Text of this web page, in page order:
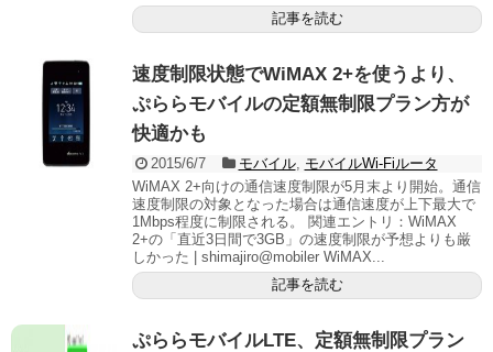
記事を読む
速度制限状態でWiMAX 2+を使うより、
ぷららモバイルの定額無制限プラン方が
快適かも
2015/6/7 モバイル, モバイルWi-Fiルータ
WiMAX 2+向けの通信速度制限が5月末より開始。通信
速度制限の対象となった場合は通信速度が上下最大で
1Mbps程度に制限される。 関連エントリ：WiMAX
2+の「直近3日間で3GB」の速度制限が予想よりも厳
しかった | shimajiro@mobiler WiMAX...
記事を読む
ぷららモバイルLTE、定額無制限プラン